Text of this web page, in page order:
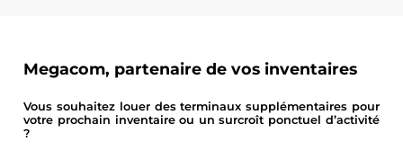
Megacom, partenaire de vos inventaires
Vous souhaitez louer des terminaux supplémentaires pour
votre prochain inventaire ou un surcroît ponctuel d’activité
?